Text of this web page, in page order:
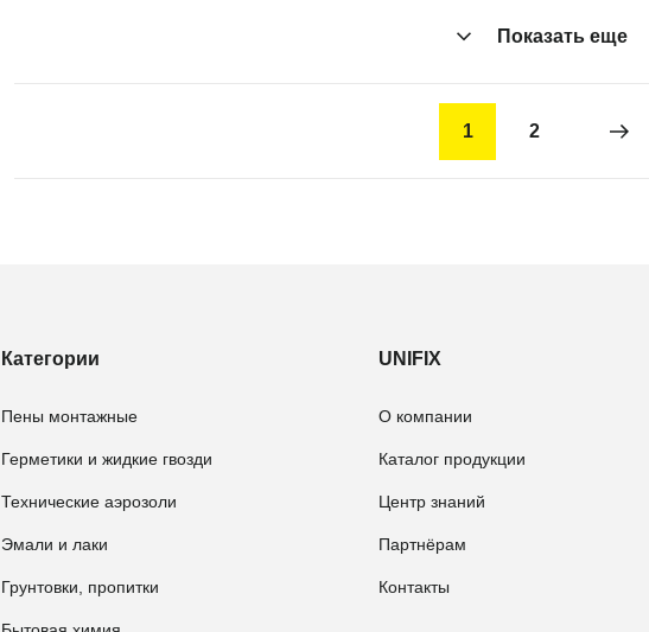
Показать еще
1 2
Категории
Пены монтажные
Герметики и жидкие гвозди
Технические аэрозоли
Эмали и лаки
Грунтовки, пропитки
UNIFIX
О компании
Каталог продукции
Центр знаний
Партнёрам
Контакты